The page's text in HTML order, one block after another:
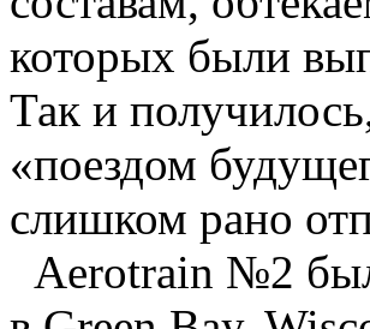
которых были
Так и
«поездом
слишком рано
Aerotrain №2